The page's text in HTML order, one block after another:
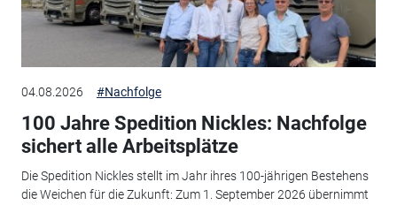
04.08.2026 #Nachfolge
100 Jahre Spedition Nickles: Nachfolge
sichert alle Arbeitsplätze
Die Spedition Nickles stellt im Jahr ihres 100-jährigen Bestehens
die Weichen für die Zukunft: Zum 1. September 2026 übernimmt